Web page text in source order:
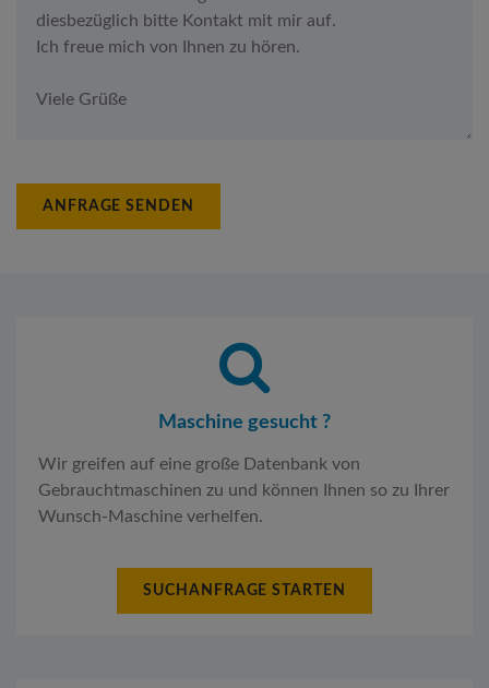
ANFRAGE SENDEN
Maschine gesucht ?
Wir greifen auf eine große Datenbank von
Gebrauchtmaschinen zu und können Ihnen so zu Ihrer
Wunsch-Maschine verhelfen.
SUCHANFRAGE STARTEN